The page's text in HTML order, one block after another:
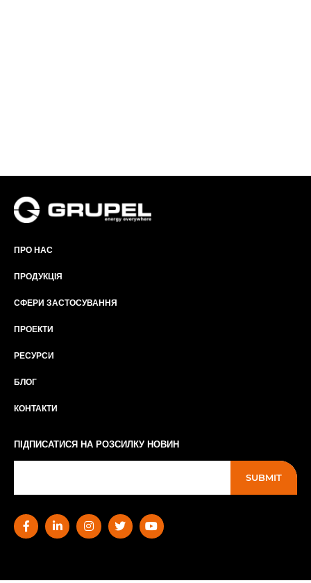
ПРО НАС
ПРОДУКЦІЯ
СФЕРИ ЗАСТОСУВАННЯ
ПРОЕКТИ
РЕСУРСИ
БЛОГ
КОНТАКТИ
ПІДПИСАТИСЯ НА РОЗСИЛКУ НОВИН
SUBMIT